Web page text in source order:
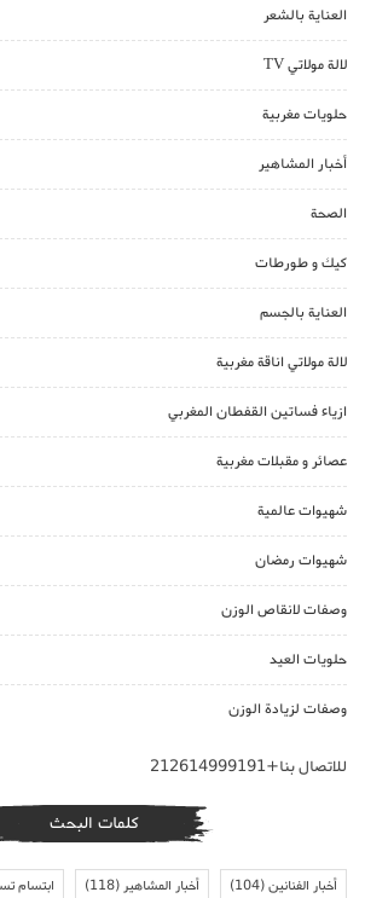
العناية بالشعر
لالة مولاتي TV
حلويات مغربية
أخبار المشاهير
الصحة
كيك و طورطات
العناية بالجسم
لالة مولاتي اناقة مغربية
ازياء فساتين القفطان المغربي
عصائر و مقبلات مغربية
شهيوات عالمية
شهيوات رمضان
وصفات لانقاص الوزن
حلويات العيد
وصفات لزيادة الوزن
للاتصال بنا+212614999191
كلمات البحث
أخبار الفنانين(104) أخبار المشاهير(118) ابتسام